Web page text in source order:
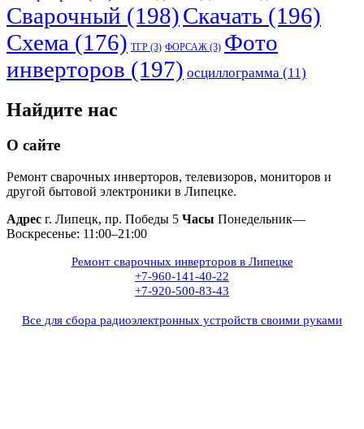
Сварочный (198)Скачать (196)
Схема (176) ТГР (3) ФОРСАЖ (3) Фото
инверторов (197) осциллограмма (11)
Найдите нас
О сайте
Ремонт сварочных инверторов, телевизоров, мониторов и
другой бытовой электроники в Липецке.
Адрес г. Липецк, пр. Победы 5 Часы Понедельник—
Воскресенье: 11:00–21:00
Ремонт сварочных инверторов в Липецке
+7-960-141-40-22
+7-920-500-83-43
Все для сбора радиоэлектронных устройств своими руками